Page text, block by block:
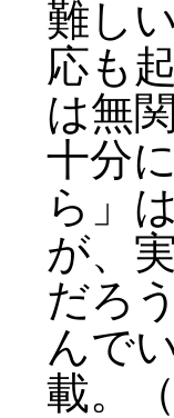
難し
応も
は無
十分
ら」
が、
だろ
んで
載。